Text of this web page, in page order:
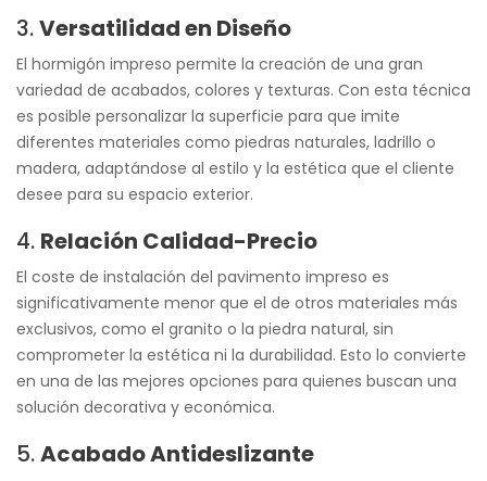
3.Versatilidad en Diseño
El hormigón impreso permite la creación de una gran
variedad de acabados, colores y texturas. Con esta técnica
es posible personalizar la superficie para que imite
diferentes materiales como piedras naturales, ladrillo o
madera, adaptándose al estilo y la estética que el cliente
desee para su espacio exterior.
4. Relación Calidad-Precio
El coste de instalación del pavimento impreso es
significativamente menor que el de otros materiales más
exclusivos, como el granito o la piedra natural, sin
comprometer la estética ni la durabilidad. Esto lo convierte
en una de las mejores opciones para quienes buscan una
solución decorativa y económica.
5.Acabado Antideslizante